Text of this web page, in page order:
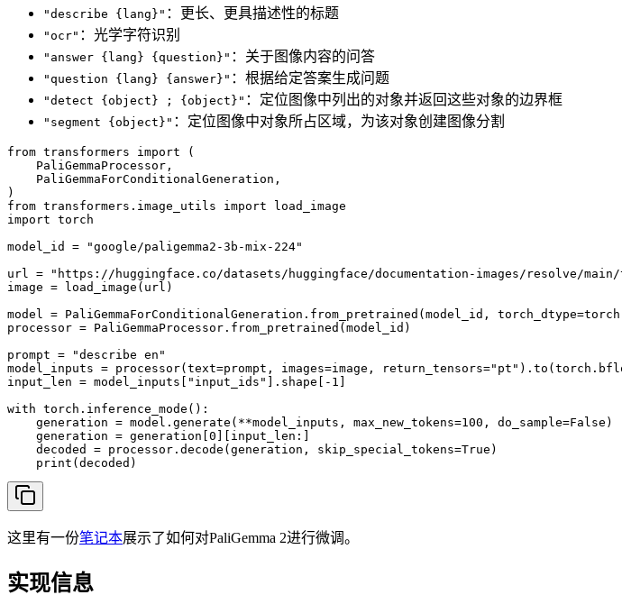
"describe {lang}" ：更长、更具描述性的标题
"ocr" ：光学字符识别
"answer {lang} {question}" ：关于图像内容的问答
"question {lang} {answer}" ：根据给定答案生成问题
"detect {object} ; {object}" ：定位图像中列出的对象并返回这些对象的边界框
"segment {object}" ：定位图像中对象所占区域，为该对象创建图像分割
from transformers import (
    PaliGemmaProcessor,
    PaliGemmaForConditionalGeneration,
)
from transformers.image_utils import load_image
import torch
model_id = "google/paligemma2-3b-mix-224"
url = "https://huggingface.co/datasets/huggingface/documentation-images/resolve/
image = load_image(url)
model = PaliGemmaForConditionalGeneration.from_pretrained(model_id,
processor = PaliGemmaProcessor.from_pretrained(model_id)
prompt = "describe en"
model_inputs = processor(text=prompt, images=image,
input_len = model_inputs["input_ids"].shape[-1]
with torch.inference_mode():
    generation = model.generate(**model_inputs, max_new_tokens=100, do_sample=False)
    generation = generation[0][input_len:]
    decoded = processor.decode(generation, skip_special_tokens=True)
    print(decoded)
这里有一份笔记本展示了如何对PaliGemma 2进行微调。
实现信息